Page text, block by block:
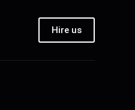
Hire us